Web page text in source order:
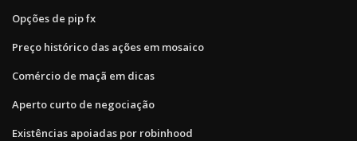
Opções de pip fx
Preço histórico das ações em mosaico
Comércio de maçã em dicas
Aperto curto de negociação
Existências apoiadas por robinhood